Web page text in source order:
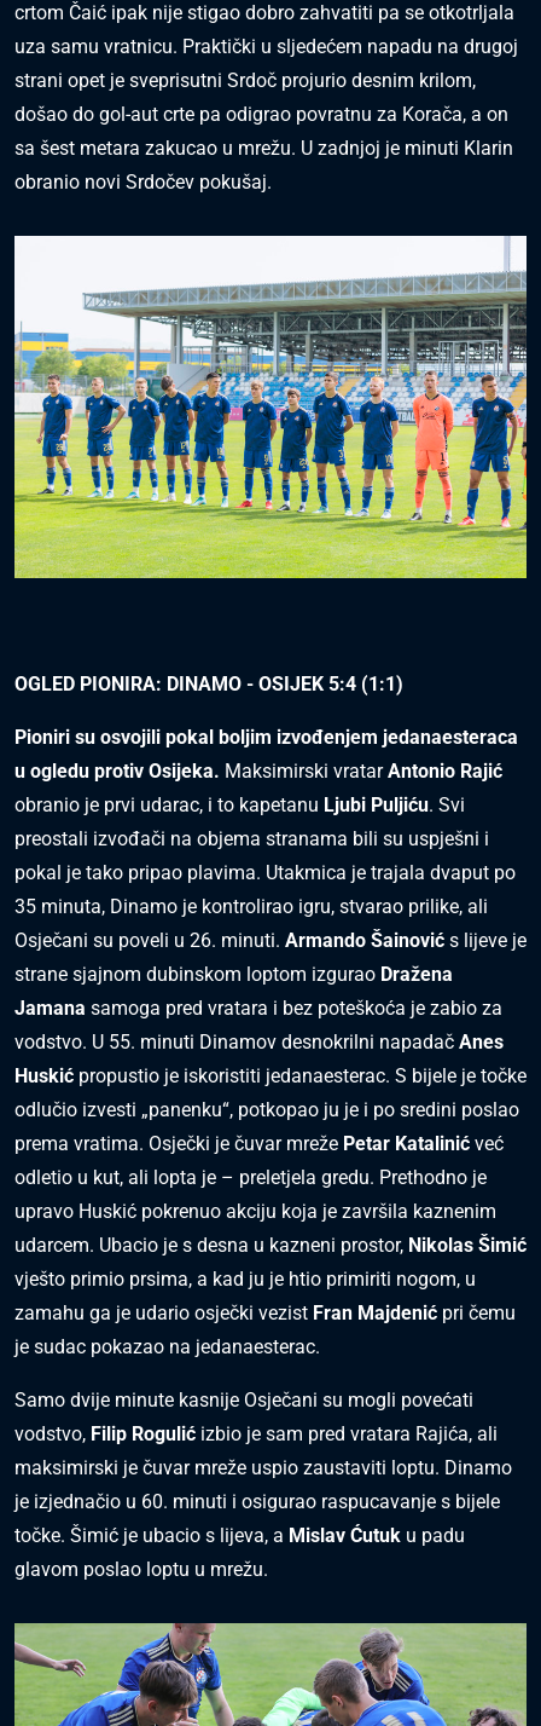
crtom Čaić ipak nije stigao dobro zahvatiti pa se otkotrljala
uza samu vratnicu. Praktički u sljedećem napadu na drugoj
strani opet je sveprisutni Srdoč projurio desnim krilom,
došao do gol-aut crte pa odigrao povratnu za Korača, a on
sa šest metara zakucao u mrežu. U zadnjoj je minuti Klarin
obranio novi Srdočev pokušaj.
OGLED PIONIRA: DINAMO - OSIJEK 5:4 (1:1)
Pioniri su osvojili pokal boljim izvođenjem jedanaesteraca
u ogledu protiv Osijeka. Maksimirski vratarAntonio Rajić
obranio je prvi udarac, i to kapetanu Ljubi Puljiću. Svi
preostali izvođači na objema stranama bili su uspješni i
pokal je tako pripao plavima. Utakmica je trajala dvaput po
35 minuta, Dinamo je kontrolirao igru, stvarao prilike, ali
Osječani su poveli u 26. minuti. Armando Šainović s lijeve je
strane sjajnom dubinskom loptom izgurao Dražena
Jamana samoga pred vratara i bez poteškoća je zabio za
vodstvo. U 55. minuti Dinamov desnokrilni napadač Anes
Huskić propustio je iskoristiti jedanaesterac. S bijele je točke
odlučio izvesti „panenku“, potkopao ju je i po sredini poslao
prema vratima. Osječki je čuvar mreže Petar Katalinić već
odletio u kut, ali lopta je – preletjela gredu. Prethodno je
upravo Huskić pokrenuo akciju koja je završila kaznenim
udarcem. Ubacio je s desna u kazneni prostor, Nikolas Šimić
vješto primio prsima, a kad ju je htio primiriti nogom, u
zamahu ga je udario osječki vezist Fran Majdenić pri čemu
je sudac pokazao na jedanaesterac.
Samo dvije minute kasnije Osječani su mogli povećati
vodstvo, Filip Rogulić izbio je sam pred vratara Rajića, ali
maksimirski je čuvar mreže uspio zaustaviti loptu. Dinamo
je izjednačio u 60. minuti i osigurao raspucavanje s bijele
točke. Šimić je ubacio s lijeva, a Mislav Ćutuk u padu
glavom poslao loptu u mrežu.